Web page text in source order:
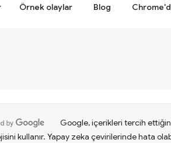
Örnek olaylar Blog
Google, içerikleri tercih
kullanır. Yapay zeka çevirilerinde hata